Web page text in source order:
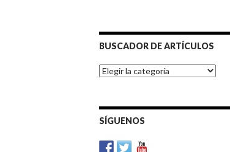
BUSCADOR DE ARTÍCULOS
BUSCADOR
DE
SÍGUENOS